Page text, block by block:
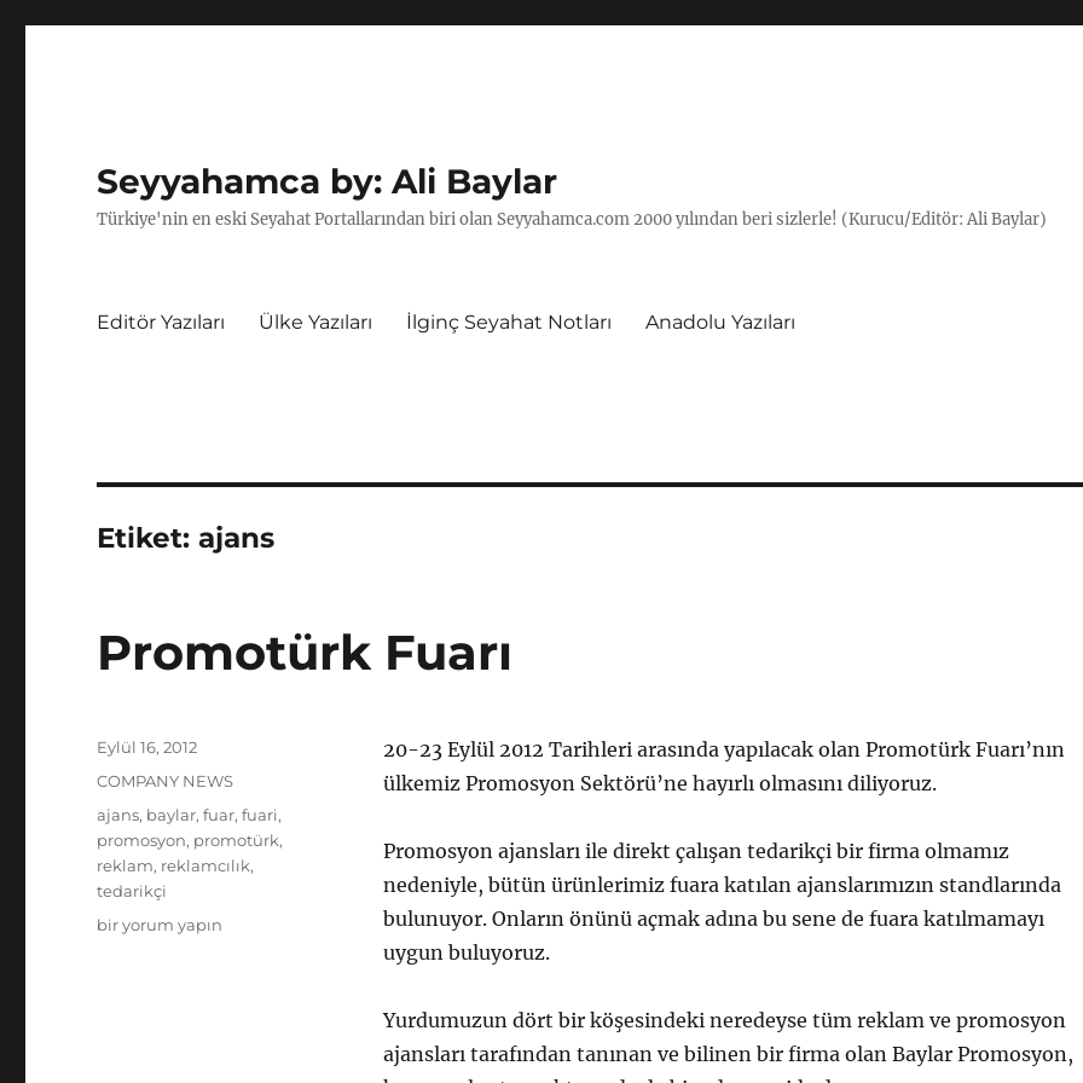
Seyyahamca by: Ali Baylar
Türkiye'nin en eski Seyahat Portallarından biri olan Seyyahamca.com 2000 yılından beri sizlerle! (Kurucu/Editör: Ali Baylar)
Editör Yazıları Ülke Yazıları İlginç Seyahat Notları Anadolu Yazıları
Etiket:ajans
Promotürk Fuarı
20-23 Eylül 2012 Tarihleri arasında yapılacak olan Promotürk Fuarı’nın
ülkemiz Promosyon Sektörü’ne hayırlı olmasını diliyoruz.
Promosyon ajansları ile direkt çalışan tedarikçi bir firma olmamız
nedeniyle, bütün ürünlerimiz fuara katılan ajanslarımızın standlarında
bulunuyor. Onların önünü açmak adına bu sene de fuara katılmamayı
uygun buluyoruz.
Yurdumuzun dört bir köşesindeki neredeyse tüm reklam ve promosyon
ajansları tarafından tanınan ve bilinen bir firma olan Baylar Promosyon,
Yayın
Eylül 16, 2012
Kategoriler
COMPANY NEWS
Etiketler
ajans, baylar,fuar,fuari,
promosyon, promotürk,
reklam, reklamcılık,
tedarikçi
Promotürk
bir yorum yapın